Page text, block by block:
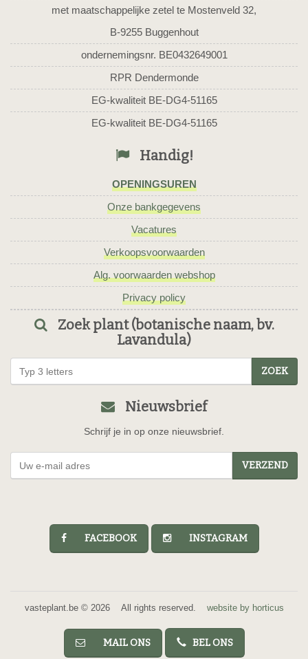
met maatschappelijke zetel te Mostenveld 32,
B-9255 Buggenhout
ondernemingsnr. BE0432649001
RPR Dendermonde
EG-kwaliteit BE-DG4-51165
EG-kwaliteit BE-DG4-51165
Handig!
OPENINGSUREN
Onze bankgegevens
Vacatures
Verkoopsvoorwaarden
Alg. voorwaarden webshop
Privacy policy
Zoek plant (botanische naam, bv.
Lavandula)
ZOEK
Nieuwsbrief
Schrijf je in op onze nieuwsbrief.
VERZEND
FACEBOOK INSTAGRAM
vasteplant.be © 2026 All rights reserved. website by horticus
MAIL ONS BEL ONS